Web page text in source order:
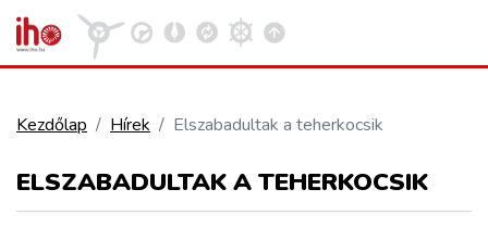
Kezdőlap Hírek Elszabadultak a teherkocsik
ELSZABADULTAK A TEHERKOCSIK